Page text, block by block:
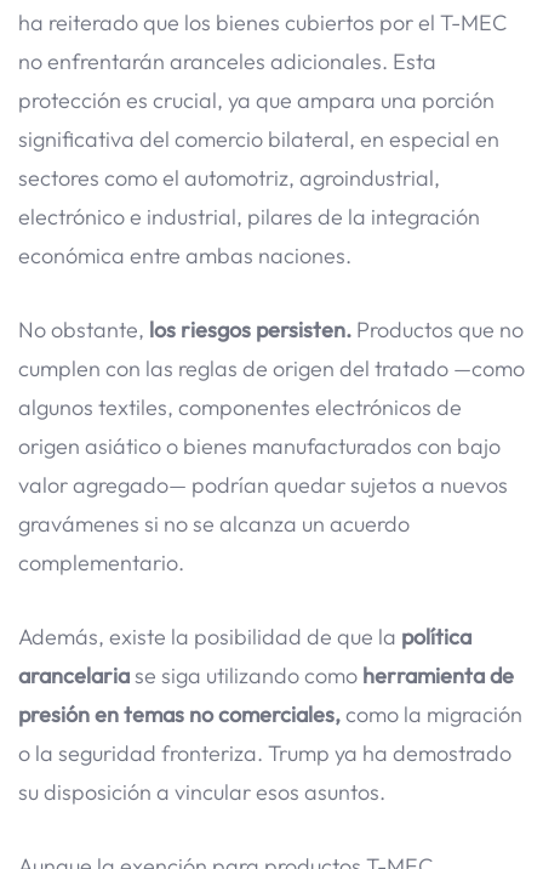
ha reiterado que los bienes cubiertos por el T-MEC
no enfrentarán aranceles adicionales. Esta
protección es crucial, ya que ampara una porción
significativa del comercio bilateral, en especial en
sectores como el automotriz, agroindustrial,
electrónico e industrial, pilares de la integración
económica entre ambas naciones.
No obstante, los riesgos persisten. Productos que no
cumplen con las reglas de origen del tratado —como
algunos textiles, componentes electrónicos de
origen asiático o bienes manufacturados con bajo
valor agregado— podrían quedar sujetos a nuevos
gravámenes si no se alcanza un acuerdo
complementario.
Además, existe la posibilidad de que la política
arancelariase siga utilizando como herramienta de
presión en temas no comerciales,como la migración
o la seguridad fronteriza. Trump ya ha demostrado
su disposición a vincular esos asuntos.